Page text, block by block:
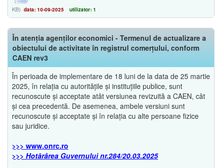
KB) data: 10-09-2025 utilizator: 1
În atenția agenților economici - Termenul de actualizare a
obiectului de activitate în registrul comerțului, conform
CAEN rev3
În perioada de implementare de 18 luni de la data de 25 martie
2025, în relația cu autoritățile și instituțiile publice, sunt
recunoscute și acceptate atât versiunea revizuită a CAEN, cât
și cea precedentă. De asemenea, ambele versiuni sunt
recunoscute și acceptate și în relația cu alte persoane fizice
sau juridice.
>>> www.onrc.ro
>>> Hotărârea Guvernului nr.284/20.03.2025